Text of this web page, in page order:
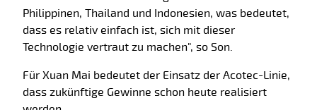
Philippinen, Thailand und Indonesien, was bedeutet,
dass es relativ einfach ist, sich mit dieser
Technologie vertraut zu machen", so Son.
Für Xuan Mai bedeutet der Einsatz der Acotec-Linie,
dass zukünftige Gewinne schon heute realisiert